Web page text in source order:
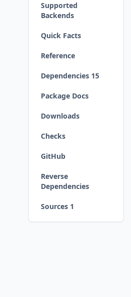
Supported
Backends
Quick Facts
Reference
Dependencies 15
Package Docs
Downloads
Checks
GitHub
Reverse
Dependencies
Sources 1